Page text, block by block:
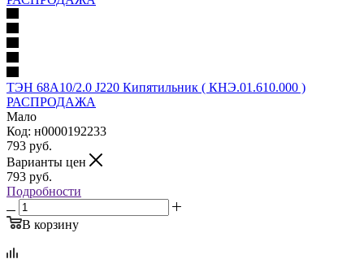
ТЭН 68А10/2.0 J220 Кипятильник ( КНЭ.01.610.000 )
РАСПРОДАЖА
Мало
Код: н0000192233
793 руб.
Варианты цен
793 руб.
Подробности
В корзину